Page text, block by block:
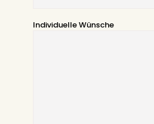
Individuelle Wünsche